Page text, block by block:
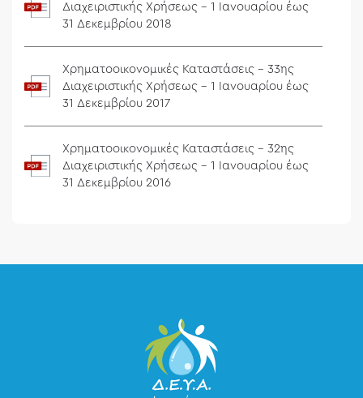
Διαχειριστικής Χρήσεως - 1 Ιανουαρίου έως
31 Δεκεμβρίου 2018
Χρηματοοικονομικές Καταστάσεις - 33ης
Διαχειριστικής Χρήσεως - 1 Ιανουαρίου έως
31 Δεκεμβρίου 2017
Χρηματοοικονομικές Καταστάσεις - 32ης
Διαχειριστικής Χρήσεως - 1 Ιανουαρίου έως
31 Δεκεμβρίου 2016